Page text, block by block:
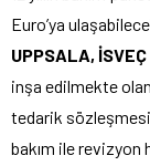
Euro’ya
UPPSALA, İSVEÇ
inşa edilmekte
tedarik sözleşmesi
bakım ile